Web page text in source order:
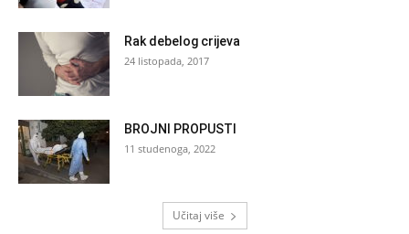
Rak debelog crijeva
24 listopada, 2017
BROJNI PROPUSTI
11 studenoga, 2022
Učitaj više